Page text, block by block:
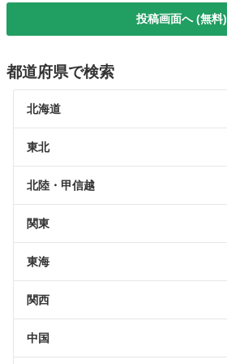
投稿画面へ (無料)
都道府県で検索
北海道
東北
北陸・甲信越
関東
東海
関西
中国